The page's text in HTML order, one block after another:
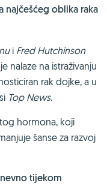
najčešćeg oblika raka
i Fred Hutchinson
nalaze na istraživanju
rak dojke, a u
Top News.
hormona, koji
šanse za razvoj
tijekom